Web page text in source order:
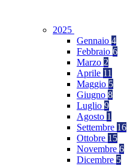
2025
Gennaio 4
Febbraio 6
Marzo 2
Aprile 11
Maggio 5
Giugno 8
Luglio 9
Agosto 1
Settembre 16
Ottobre 15
Novembre 6
Dicembre 5